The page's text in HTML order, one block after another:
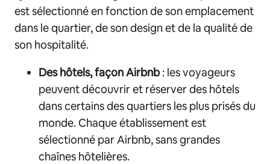
est sélectionné en fonction de son emplacement
dans le quartier, de son design et de la qualité de
son hospitalité.
Des hôtels, façon Airbnb: les voyageurs
peuvent découvrir et réserver des hôtels
dans certains des quartiers les plus prisés du
monde. Chaque établissement est
sélectionné par Airbnb, sans grandes
chaînes hôtelières.